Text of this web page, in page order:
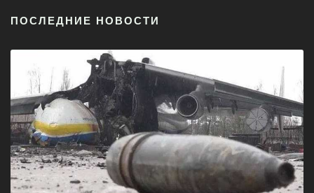
ПОСЛЕДНИЕ НОВОСТИ